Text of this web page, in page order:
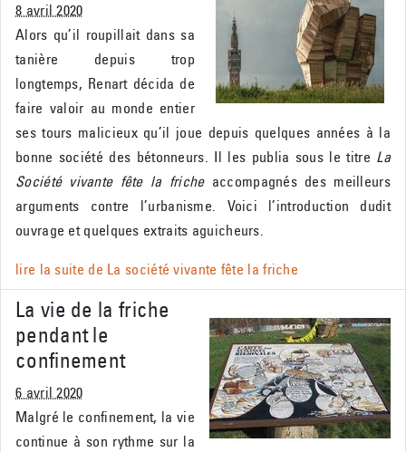
8 avril 2020
Alors qu’il roupillait dans sa
tanière depuis trop
longtemps, Renart décida de
faire valoir au monde entier
ses tours malicieux qu’il joue depuis quelques années à la
bonne société des bétonneurs. Il les publia sous le titre La
Société vivante fête la fricheaccompagnés des meilleurs
arguments contre l’urbanisme. Voici l’introduction dudit
ouvrage et quelques extraits aguicheurs.
lire la suite de La société vivante fête la friche
La vie de la friche
pendant le
confinement
6 avril 2020
Malgré le confinement, la vie
continue à son rythme sur la